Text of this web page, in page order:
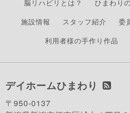
脳リハビリとは？
ひまわり
施設情報
スタッフ紹介 委
利用者様の手作り作品
デイホームひまわり
〒950-0137